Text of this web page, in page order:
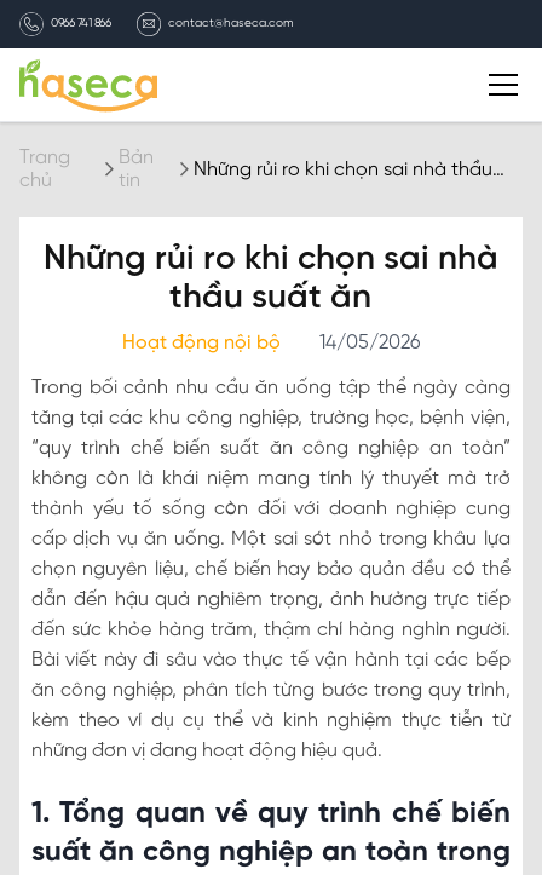
0966 741 866 contact@haseca.com
Giới thiệu
Chọn Haseca
Bản tin HASECA
Tuyển dụng
Liên hệ
Trang
chủ
Bản
tin
Những rủi ro khi chọn sai nhà thầu
Những rủi ro khi chọn sai nhà
thầu suất ăn
Hoạt động nội bộ 14/05/2026
Trong bối cảnh nhu cầu ăn uống tập thể ngày càng
tăng tại các khu công nghiệp, trường học, bệnh viện,
“quy trình chế biến suất ăn công nghiệp an toàn”
không còn là khái niệm mang tính lý thuyết mà trở
thành yếu tố sống còn đối với doanh nghiệp cung
cấp dịch vụ ăn uống. Một sai sót nhỏ trong khâu lựa
chọn nguyên liệu, chế biến hay bảo quản đều có thể
dẫn đến hậu quả nghiêm trọng, ảnh hưởng trực tiếp
đến sức khỏe hàng trăm, thậm chí hàng nghìn người.
Bài viết này đi sâu vào thực tế vận hành tại các bếp
ăn công nghiệp, phân tích từng bước trong quy trình,
kèm theo ví dụ cụ thể và kinh nghiệm thực tiễn từ
những đơn vị đang hoạt động hiệu quả.
1. Tổng quan về quy trình chế biến
suất ăn công nghiệp an toàn trong